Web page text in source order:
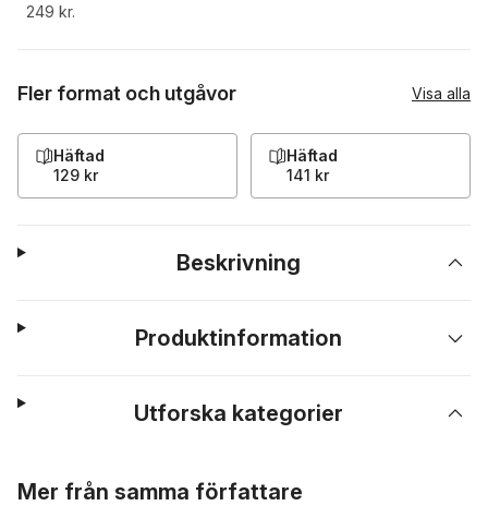
249 kr.
Fler format och utgåvor Visa alla
Häftad
129 kr
Häftad
141 kr
Beskrivning
Produktinformation
Utforska kategorier
Mer från samma författare